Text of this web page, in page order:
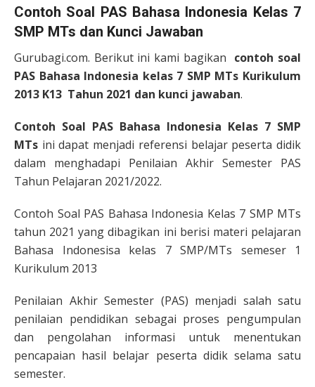
Contoh Soal PAS Bahasa Indonesia Kelas 7
SMP MTs dan Kunci Jawaban
Gurubagi.com. Berikut ini kami bagikan contoh soal
PAS Bahasa Indonesia kelas 7 SMP MTs Kurikulum
2013 K13 Tahun 2021 dan kunci jawaban.
Contoh Soal PAS Bahasa Indonesia Kelas 7 SMP
MTs ini dapat menjadi referensi belajar peserta didik
dalam menghadapi Penilaian Akhir Semester PAS
Tahun Pelajaran 2021/2022.
Contoh Soal PAS Bahasa Indonesia Kelas 7 SMP MTs
tahun 2021 yang dibagikan ini berisi materi pelajaran
Bahasa Indonesisa kelas 7 SMP/MTs semeser 1
Kurikulum 2013
Penilaian Akhir Semester (PAS) menjadi salah satu
penilaian pendidikan sebagai proses pengumpulan
dan pengolahan informasi untuk menentukan
pencapaian hasil belajar peserta didik selama satu
semester.